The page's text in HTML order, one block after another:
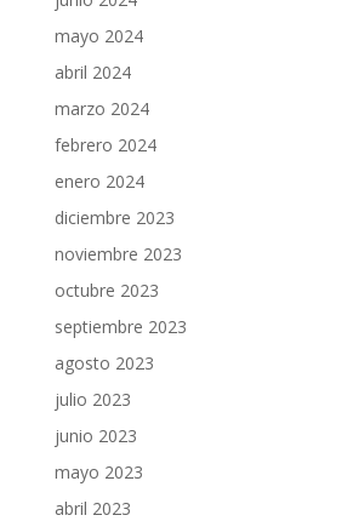
mayo 2024
abril 2024
marzo 2024
febrero 2024
enero 2024
diciembre 2023
noviembre 2023
octubre 2023
septiembre 2023
agosto 2023
julio 2023
junio 2023
mayo 2023
abril 2023